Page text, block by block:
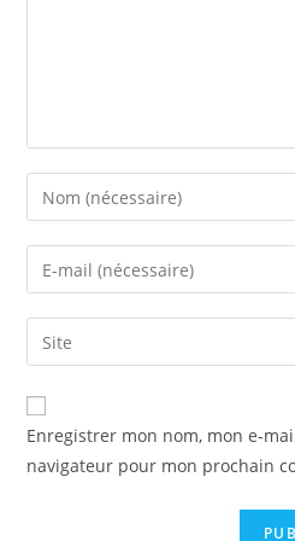
Enregistrer mon nom, mon e-
navigateur pour mon prochain